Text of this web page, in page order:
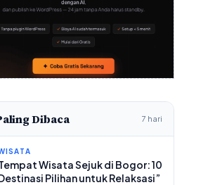
Dibaca 7 hari
Wisata Sejuk di Bogor: 10
Pilihan untuk Relaksasi”